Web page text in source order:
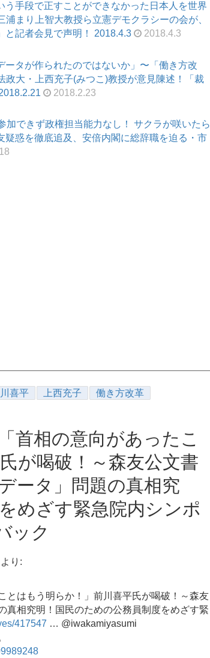
う手段で正すことができなかった日本人を世界
まり上智大教授ら立憲デモクラシーの会が、
と記者会見で声明！ 2018.4.3
2018.4.3
ータが作られたのではないか」〜「働き方改
大・上西充子(みつこ)教授が意見陳述！「裁
2018.2.23
加できず政権担当能力なし！ サクラが咲いたら
惑を徹底追及、安倍内閣に総辞職を迫る・市
喜平 上西充子 働き方改革
首相の意向があったこ
が喝破！～森友公文書
ータ」問題の真相究
めざす緊急院内シンポ
ック
より:
とはもう明らか！」前川喜平氏が喝破！～森友
真相究明！国民のための公務員制度をめざす緊
417547 … @iwakamiyasumi